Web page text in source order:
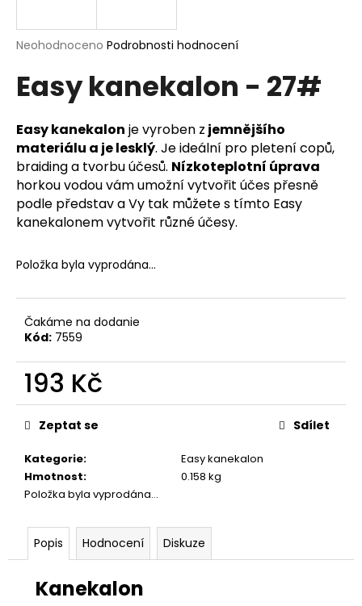
Průměrné
produktu
je
z
5
hvězdiček.
Neohodnoceno Podrobnosti hodnocení
Easy kanekalon - 27#
Easy kanekalon je vyroben z jemnějšího
materiálu a je lesklý. Je ideální pro pletení copů,
braiding a tvorbu účesů. Nízkoteplotní úprava
horkou vodou vám umožní vytvořit účes přesně
podle představ a Vy tak můžete s tímto Easy
kanekalonem vytvořit různé účesy.
Položka byla vyprodána…
Čakáme na dodanie
Kód: 7559
193 Kč
Měrná
cena:
Kategorie:
Easy kanekalon
Hmotnost:
0.158 kg
Položka byla vyprodána…
Zeptat se Sdílet
Popis Hodnocení Diskuze
Kanekalon
j
t
?
HLEDAT
D
o
p
u
č
u
j
e
m
e